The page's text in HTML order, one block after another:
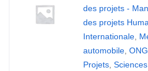
des projets -
des projets
Internationale,
automobile, ONG
Projets,